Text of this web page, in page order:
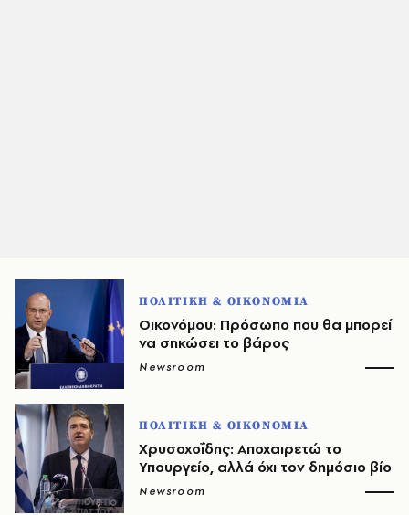
ΠΟΛΙΤΙΚΗ & ΟΙΚΟΝΟΜΙΑ
Οικονόμου: Πρόσωπο που θα μπορεί
να σηκώσει το βάρος
Newsroom
ΠΟΛΙΤΙΚΗ & ΟΙΚΟΝΟΜΙΑ
Χρυσοχοΐδης: Αποχαιρετώ το
Υπουργείο, αλλά όχι τον δημόσιο βίο
Newsroom